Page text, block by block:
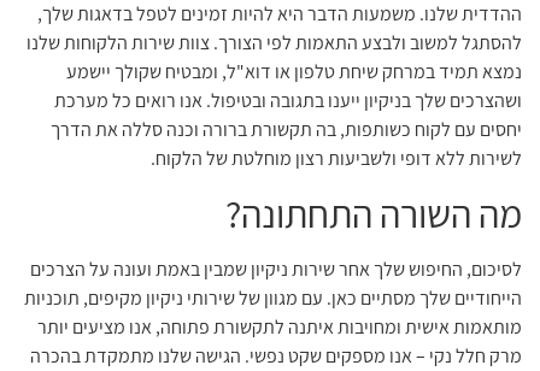
ההדדית שלנו. משמעות הדבר היא להיות זמינים לטפל בדאגות שלך,
להסתגל למשוב ולבצע התאמות לפי הצורך. צוות שירות הלקוחות שלנו
נמצא תמיד במרחק שיחת טלפון או דוא"ל, ומבטיח שקולך יישמע
ושהצרכים שלך בניקיון ייענו בתגובה ובטיפול. אנו רואים כל מערכת
יחסים עם לקוח כשותפות, בה תקשורת ברורה וכנה סללה את הדרך
לשירות ללא דופי ולשביעות רצון מוחלטת של הלקוח.
מה השורה התחתונה?
לסיכום, החיפוש שלך אחר שירות ניקיון שמבין באמת ועונה על הצרכים
הייחודיים שלך מסתיים כאן. עם מגוון של שירותי ניקיון מקיפים, תוכניות
מותאמות אישית ומחויבות איתנה לתקשורת פתוחה, אנו מציעים יותר
מרק חלל נקי – אנו מספקים שקט נפשי. הגישה שלנו מתמקדת בהכרה